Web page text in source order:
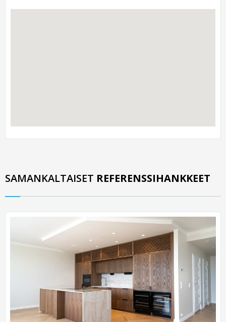
SAMANKALTAISET REFERENSSIHANKKEET